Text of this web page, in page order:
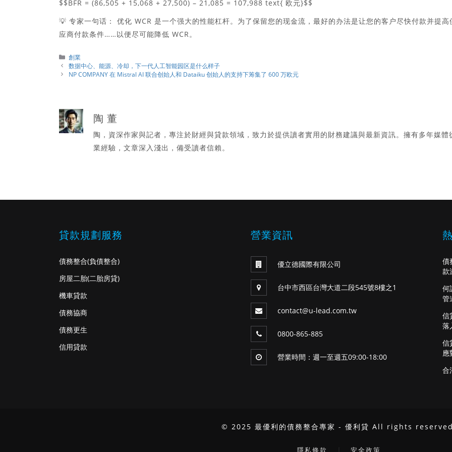
$$BFR = (86,505 + 15,068 + 27,500) – 21,085 = 107,988 text{ 欧元}$$
💡 专家一句话：
优化 WCR 是一个强大的性能杠杆。为了保留您的现金流，最好的办法是让您的客户尽快付款并提高
应商付款条件……以便尽可能降低 WCR。
分
類
創業
数据中心、能源、冷却，下一代人工智能园区是什么样子
NP COMPANY 在 Mistral AI 联合创始人和 Dataiku 创始人的支持下筹集了 600 万欧元
陶 董
陶，資深作家與記者，專注於財經與貸款領域，致力於提供讀者實用的財務建議與最新資訊。擁有多年媒體
業經驗，文章深入淺出，備受讀者信賴。
貸款規劃服務
債務整合(負債整合)
房屋二胎(二胎房貸)
機車貸款
債務協商
債務更生
信用貸款
營業資訊
優立德國際有限公司
台中市西區台灣大道二段545號8樓之1
contact@u-lead.com.tw
0800-865-885
營業時間：週一至週五09:00-18:00
債
款
何
管
信
落
信
應
合
© 2025 最優利的債務整合專家 - 優利貸 All rights
隱私條款 安全政策